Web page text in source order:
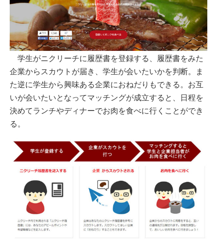
学生がニクリーチに履歴書を登録する、履歴書をみた
企業からスカウトが届き、学生が会いたいかを判断。ま
た逆に学生から興味ある企業におねだりもできる。お互
いが会いたいとなってマッチングが成立すると、日程を
決めてランチやディナーでお肉を食べに行くことができ
る。